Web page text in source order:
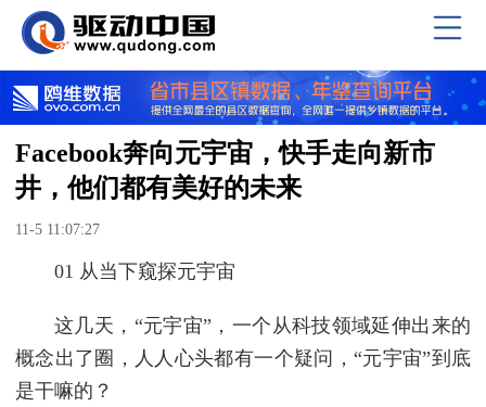
Facebook奔向元宇宙，快手走向新市
井，他们都有美好的未来
11-5 11:07:27
01 从当下窥探元宇宙
这几天，“元宇宙”，一个从科技领域延伸出来的
概念出了圈，人人心头都有一个疑问，“元宇宙”到底
是干嘛的？